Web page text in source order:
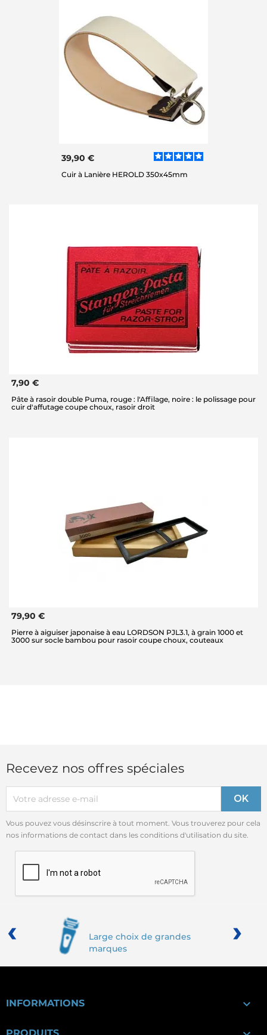
39,90 €
Cuir à Lanière HEROLD 350x45mm
7,90 €
Pâte à rasoir double Puma, rouge : l'Affilage, noire : le polissage pour
cuir d'affutage coupe choux, rasoir droit
79,90 €
Pierre à aiguiser japonaise à eau LORDSON PJL3.1, à grain 1000 et
3000 sur socle bambou pour rasoir coupe choux, couteaux
Recevez nos offres spéciales
Vous pouvez vous désinscrire à tout moment. Vous trouverez pour cela
nos informations de contact dans les conditions d'utilisation du site.
Large choix de grandes
marques
‹ ›
INFORMATIONS 
PRODUITS